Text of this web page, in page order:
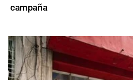
campaña